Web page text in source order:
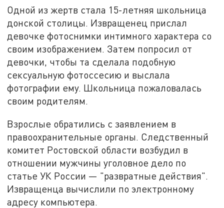
Одной из жертв стала 15-летняя школьница
донской столицы. Извращенец прислал
девочке фотоснимки интимного характера со
своим изображением. Затем попросил от
девочки, чтобы та сделала подобную
сексуальную фотоссесию и выслала
фотографии ему. Школьница пожаловалась
своим родителям.
Взрослые обратились с заявлением в
правоохранительные органы. Следственный
комитет Ростовской области возбудил в
отношении мужчины уголовное дело по
статье УК России — "развратные действия".
Извращенца вычислили по электронному
адресу компьютера.